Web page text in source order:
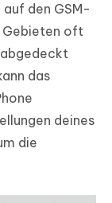
den GSM-
Gebieten oft
das
deines
die